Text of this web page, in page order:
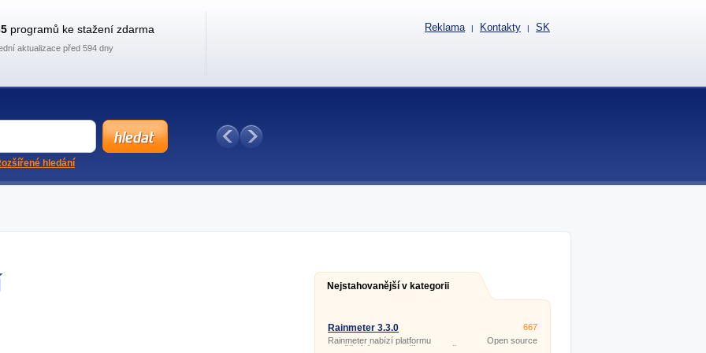
Nejstahovanější v kategorii
Rainmeter 3.3.0
Rainmeter nabízí platformu
umožňující zobrazit přímo na ploše
667
Open source
programů ke stažení zdarma
aktualizace před 594 dny
Reklama | Kontakty | SK
hledání